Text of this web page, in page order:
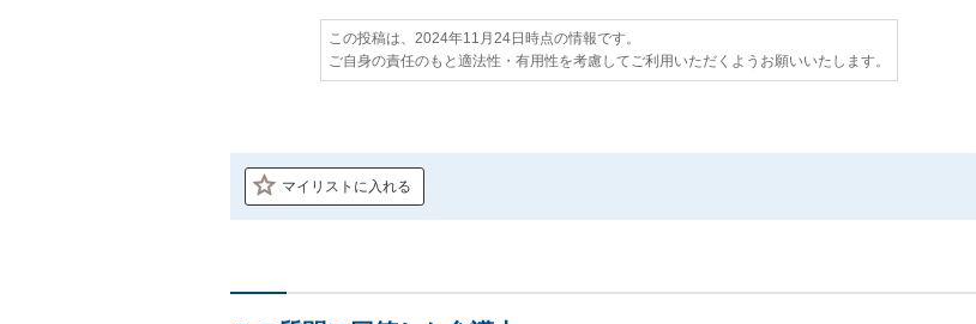
この投稿は、2024年11月24日時点の情報です。
ご自身の責任のもと適法性・有用性を考慮してご利用いただくようお願いいたします。
マイリストに入れる